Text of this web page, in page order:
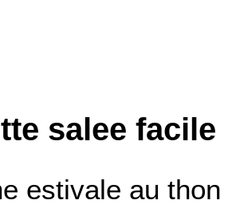
salee facile
estivale au thon